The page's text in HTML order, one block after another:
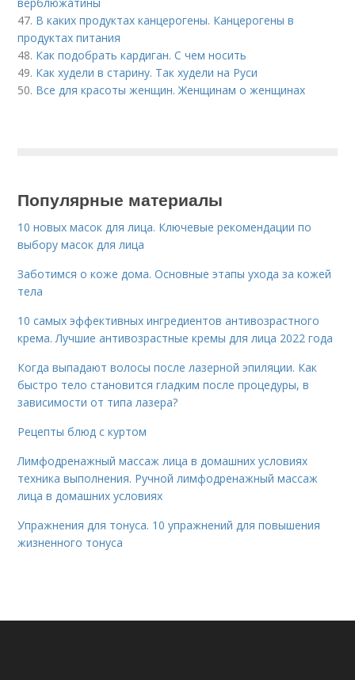
47. В каких продуктах канцерогены. Канцерогены в
продуктах питания
48. Как подобрать кардиган. С чем носить
49. Как худели в старину. Так худели на Руси
50. Все для красоты женщин. Женщинам о женщинах
Популярные материалы
10 новых масок для лица. Ключевые рекомендации по
выбору масок для лица
Заботимся о коже дома. Основные этапы ухода за кожей
тела
10 самых эффективных ингредиентов антивозрастного
крема. Лучшие антивозрастные кремы для лица 2022 года
Когда выпадают волосы после лазерной эпиляции. Как
быстро тело становится гладким после процедуры, в
зависимости от типа лазера?
Рецепты блюд с куртом
Лимфодренажный массаж лица в домашних условиях
техника выполнения. Ручной лимфодренажный массаж
лица в домашних условиях
Упражнения для тонуса. 10 упражнений для повышения
жизненного тонуса